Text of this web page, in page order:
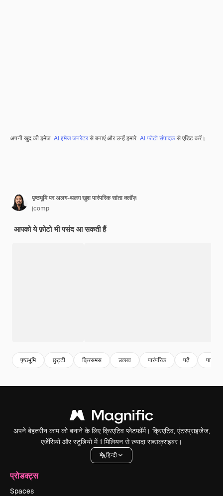
अपनी खुद की इमेज AI इमेज जनरेटरसे बनाएं और उन्हें हमारे AI फोटो संपादकसे एडिट करें।
पृष्ठभूमि पर अलग-थलग खुश पारंपरिक सांता क्लॉज़
jcomp
आपको ये फ़ोटो भी पसंद आ सकती हैं
पृष्ठभूमि छुट्टी क्रिसमस उत्सव पारंपरिक पढ़ें पार्टी
अपने बेहतरीन काम को बनाने के लिए क्रिएटिव प्लेटफॉर्म। क्रिएटिव, एंटरप्राइजेज,
एजेंसियों और स्टूडियो में 1 मिलियन से ज़्यादा सब्सक्राइबर।
हिन्दी
प्रोडक्ट्स
Spaces